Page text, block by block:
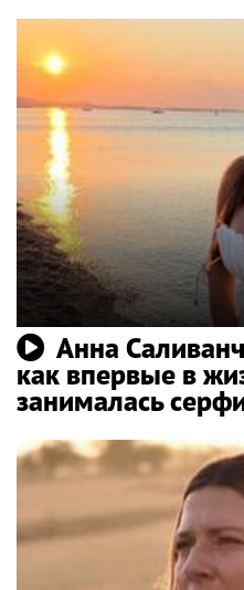
Анна
как впервые в
занималась